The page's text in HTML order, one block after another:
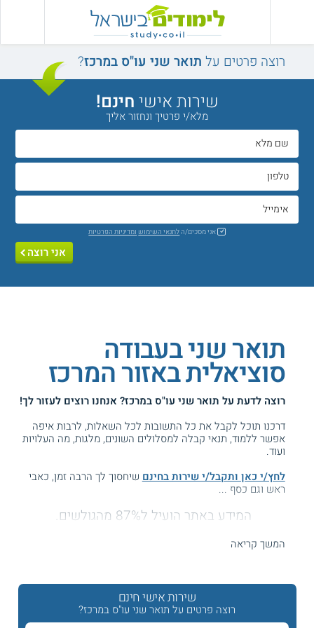
רוצה פרטים על תואר שני עו"ס במרכז?
שירות אישיחינם!
מלא/י פרטיך ונחזור אליך
אני מסכים/הלתנאי השימוש ומדיניות הפרטיות
אני רוצה
תואר שני בעבודה
סוציאלית באזור המרכז
רוצה לדעת על תואר שני עו"ס במרכז? אנחנו רוצים לעזור לך!
דרכנו תוכל לקבל את כל התשובות לכל השאלות, לרבות איפה
אפשר ללמוד, תנאי קבלה למסלולים השונים, מלגות, מה העלויות
ועוד.
לחץ/י כאן ותקבל/י שירות בחינם שיחסוך לך הרבה זמן, כאבי
ראש וגם כסף ...
המידע באתר הועיל ל87% מהגולשים.
תואר שני בעבודה סוציאלית במרכז הארץ
רוצים ללמוד לתואר שני בעבודה סוציאלית בתל אביב
המשך קריאה
שירות אישי חינם
רוצה פרטים על תואר שני עו"ס במרכז?